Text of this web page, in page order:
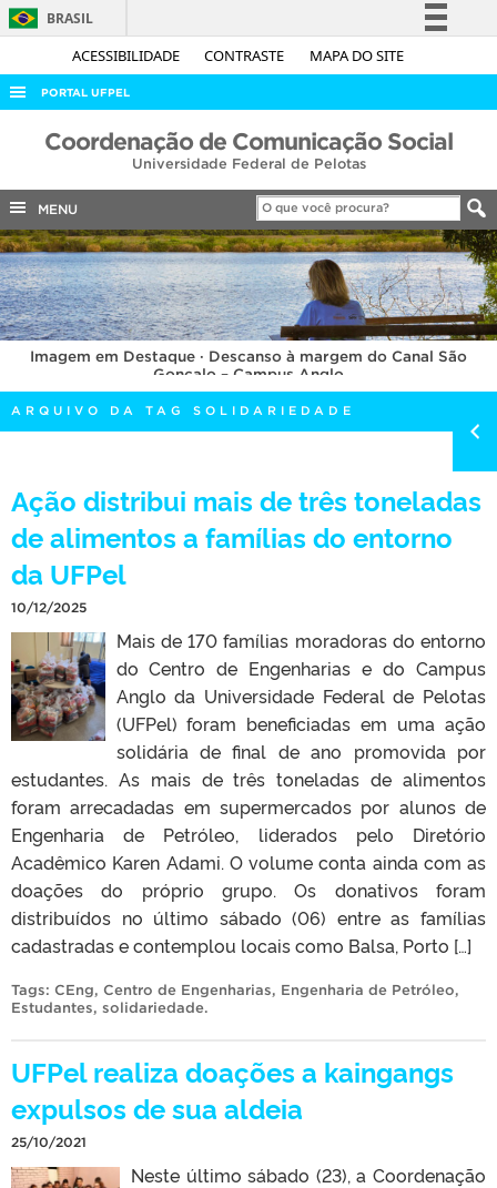
ACESSIBILIDADE CONTRASTE MAPA DO SITE
BRASIL
Simplifique!
Acesso à informação
Legislação
Canais
PORTAL UFPEL
ACESSO À INFORMAÇÃO
COBALTO
CONCURSOS
EDITAIS
INTERNACIONAL
OUVIDORIA
PORTARIAS
TELEFONES
Coordenação de Comunicação Social
Universidade Federal de Pelotas
MENU
Imagem em Destaque · Descanso à margem do Canal São
Gonçalo – Campus Anglo
ARQUIVO DA TAG SOLIDARIEDADE
Ação distribui mais de três toneladas
de alimentos a famílias do entorno
da UFPel
10/12/2025
Mais de 170 famílias moradoras do entorno
do Centro de Engenharias e do Campus
Anglo da Universidade Federal de Pelotas
(UFPel) foram beneficiadas em uma ação
solidária de final de ano promovida por
estudantes. As mais de três toneladas de alimentos
foram arrecadadas em supermercados por alunos de
Engenharia de Petróleo, liderados pelo Diretório
Acadêmico Karen Adami. O volume conta ainda com as
doações do próprio grupo. Os donativos foram
distribuídos no último sábado (06) entre as famílias
cadastradas e contemplou locais como Balsa, Porto […]
Tags: CEng, Centro de Engenharias, Engenharia de Petróleo,
Estudantes, solidariedade.
UFPel realiza doações a kaingangs
expulsos de sua aldeia
25/10/2021
Neste último sábado (23), a Coordenação